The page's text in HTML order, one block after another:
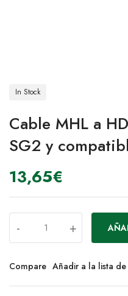
In Stock
Cable MHL a
SG2 y
13,65€
- +
Compare Añadir a la lista